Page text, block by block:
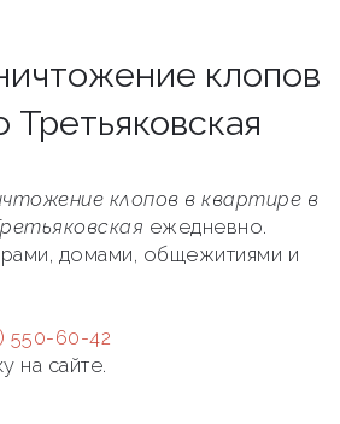
клопов
Третьяковская
клопов в квартире в
ежедневно.
домами, общежитиями и
550-60-42
на сайте.